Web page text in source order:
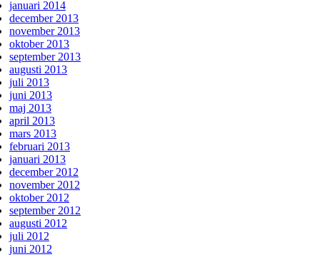
januari 2014
december 2013
november 2013
oktober 2013
september 2013
augusti 2013
juli 2013
juni 2013
maj 2013
april 2013
mars 2013
februari 2013
januari 2013
december 2012
november 2012
oktober 2012
september 2012
augusti 2012
juli 2012
juni 2012